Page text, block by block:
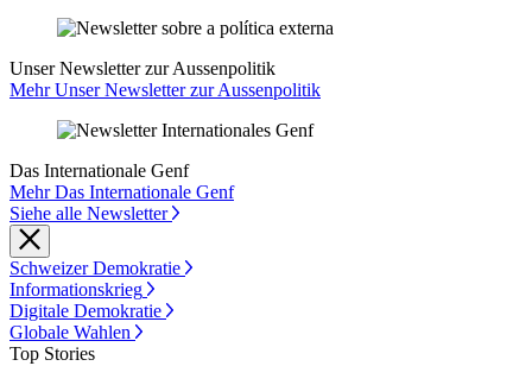
Unser Newsletter zur Aussenpolitik
Mehr Unser Newsletter zur Aussenpolitik
Das Internationale Genf
Mehr Das Internationale Genf
Siehe alle Newsletter
Schweizer Demokratie
Informationskrieg
Digitale Demokratie
Globale Wahlen
Top Stories